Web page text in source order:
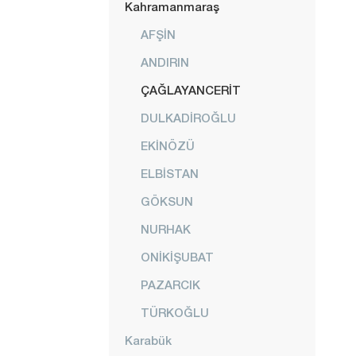
Kahramanmaraş
AFŞİN
ANDIRIN
ÇAĞLAYANCERİT
DULKADİROĞLU
EKİNÖZÜ
ELBİSTAN
GÖKSUN
NURHAK
ONİKİŞUBAT
PAZARCIK
TÜRKOĞLU
Karabük